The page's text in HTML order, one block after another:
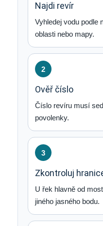
Najdi revír
Vyhledej vodu podle
oblasti nebo mapy.
2
Ověř číslo
Číslo revíru musí
povolenky.
3
Zkontroluj
U řek hlavně od
jiného jasného bodu.